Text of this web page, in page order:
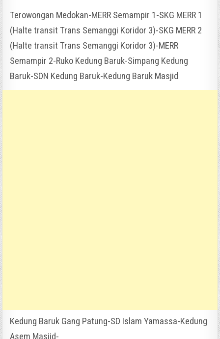
Terowongan Medokan-MERR Semampir 1-SKG MERR 1
(Halte transit Trans Semanggi Koridor 3)-SKG MERR 2
(Halte transit Trans Semanggi Koridor 3)-MERR
Semampir 2-Ruko Kedung Baruk-Simpang Kedung
Baruk-SDN Kedung Baruk-Kedung Baruk Masjid
Kedung Baruk Gang Patung-SD Islam Yamassa-Kedung
Asem Masjid-